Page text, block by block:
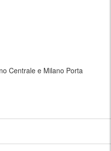
Centrale e Milano Porta